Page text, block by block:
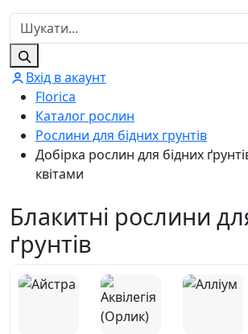
Вхід в акаунт
Florica
Каталог рослин
Рослини для бідних грунтів
Добірка рослин для бідних
квітами
Блакитні рослини
ґрунтів